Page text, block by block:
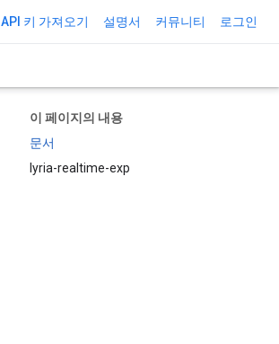
API 키 가져오기 설명서 커뮤니티 로그인
이 페이지의 내용
문서
lyria-realtime-exp